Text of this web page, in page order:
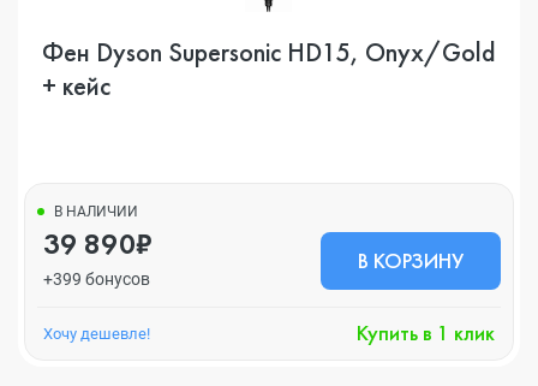
Фен Dyson Supersonic HD15, Onyx/Gold
+ кейс
В НАЛИЧИИ
39 890₽
+399 бонусов
В КОРЗИНУ
Хочу дешевле! Купить в 1 клик